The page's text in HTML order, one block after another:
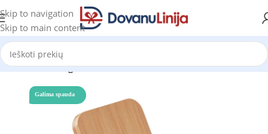
Skip to navigation
Skip to main content
Pradžia Katalogas
Galima spauda